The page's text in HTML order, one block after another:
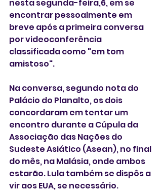
nesta segunda-feira,6, em se
encontrar pessoalmente em
breve após a primeira conversa
por videoconferência
classificada como "em tom
amistoso".
Na conversa, segundo nota do
Palácio do Planalto, os dois
concordaram em tentar um
encontro durante a Cúpula da
Associação das Nações do
Sudeste Asiático (Asean), no final
do mês, na Malásia, onde ambos
estarão. Lula também se dispôs a
vir aos EUA, se necessário.